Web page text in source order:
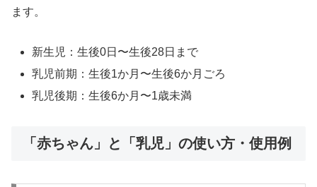
ます。
新生児：生後0日〜生後28日まで
乳児前期：生後1か月〜生後6か月ごろ
乳児後期：生後6か月〜1歳未満
「赤ちゃん」と「乳児」の使い方・使用例